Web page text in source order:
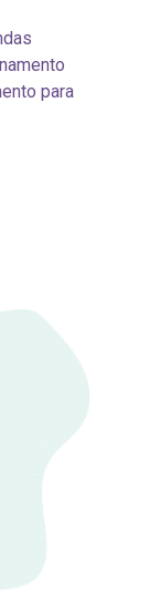
para